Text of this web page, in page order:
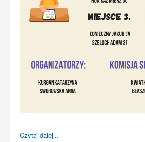
Czytaj dalej...